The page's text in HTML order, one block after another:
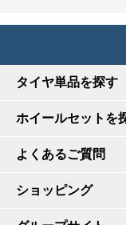
タイヤ単品を探す
ホイールセットを
よくあるご質問
ショッピング